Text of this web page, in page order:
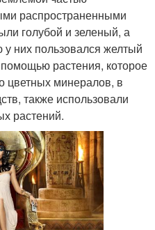
распространенными
голубой и зеленый, а
них пользовался желтый
растения, которое
минералов, в
также использовали
растений.